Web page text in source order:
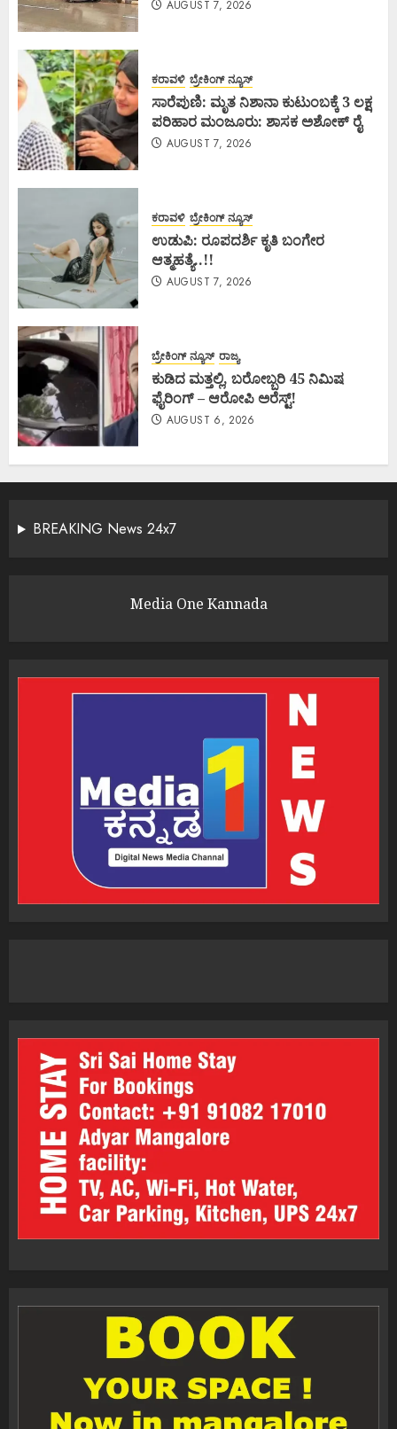
AUGUST 7, 2026
ಕರಾವಳಿ ಬ್ರೇಕಿಂಗ್ ನ್ಯೂಸ್
ಸಾರೆಪುಣಿ: ಮೃತ ನಿಶಾನಾ ಕುಟುಂಬಕ್ಕೆ 3 ಲಕ್ಷ
ಪರಿಹಾರ ಮಂಜೂರು: ಶಾಸಕ ಅಶೋಕ್ ರೈ
AUGUST 7, 2026
ಕರಾವಳಿ ಬ್ರೇಕಿಂಗ್ ನ್ಯೂಸ್
ಉಡುಪಿ: ರೂಪದರ್ಶಿ ಕೃತಿ ಬಂಗೇರ
ಆತ್ಮಹತ್ಯೆ..!!
AUGUST 7, 2026
ಬ್ರೇಕಿಂಗ್ ನ್ಯೂಸ್ ರಾಜ್ಯ
ಕುಡಿದ ಮತ್ತಲ್ಲಿ, ಬರೋಬ್ಬರಿ 45 ನಿಮಿಷ
ಫೈರಿಂಗ್ – ಆರೋಪಿ ಅರೆಸ್ಟ್!
AUGUST 6, 2026
BREAKING News 24x7
Media One Kannada